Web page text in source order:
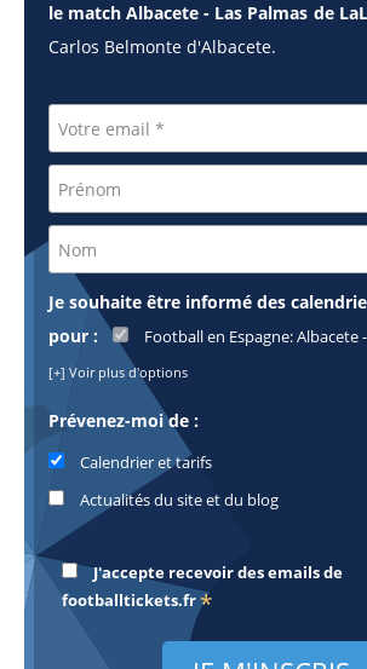
le match Albacete - Las Palmas de
Carlos Belmonte d'Albacete.
Je souhaite être informé des
pour :
Football en Espagne: Albacete
[+] Voir plus d'options
Prévenez-moi de :
Calendrier et tarifs
Actualités du site et du blog
J'accepte recevoir des emails de
footballtickets.fr*